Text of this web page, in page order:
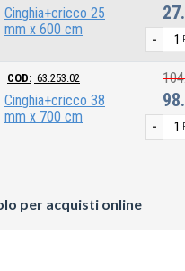
Cinghia+cricco 25
mm x 600 cm
-
COD: 63.253.02
Cinghia+cricco 38
mm x 700 cm
-
per acquisti online